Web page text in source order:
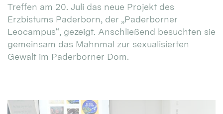
Treffen am 20. Juli das neue Projekt des
Erzbistums Paderborn, der „Paderborner
Leocampus“, gezeigt. Anschließend besuchten sie
gemeinsam das Mahnmal zur sexualisierten
Gewalt im Paderborner Dom.